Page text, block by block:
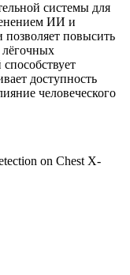
системы для
ИИ и
позволяет повысить
лёгочных
доступность
человеческого
on Chest X-